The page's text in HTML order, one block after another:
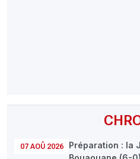
07 AOÛ 2026
Préparation : la